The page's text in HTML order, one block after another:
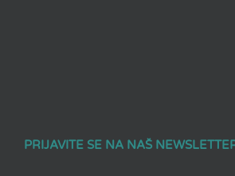
PRIJAVITE SE NA NAŠ